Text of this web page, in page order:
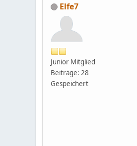
Elfe7
Junior Mitglied
Beiträge: 28
Gespeichert